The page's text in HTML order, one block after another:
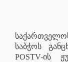
საბჭოს
POSTV-ის